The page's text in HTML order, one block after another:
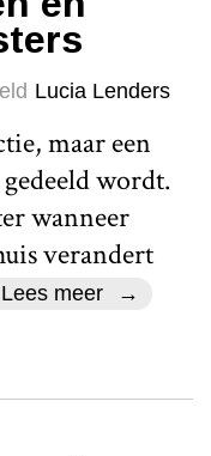
Lucia Lenders
maar een
wordt.
wanneer
verandert
Lees meer